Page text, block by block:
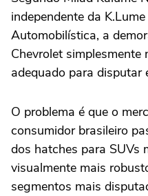
independente da
Automobilística, a
Chevrolet
adequado para disputar
O problema é que o
consumidor brasileiro
dos hatches para SUVs
visualmente mais
segmentos mais